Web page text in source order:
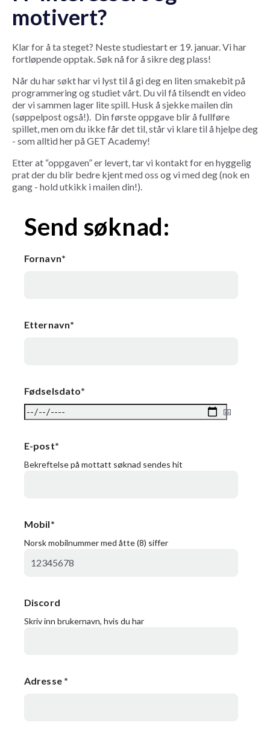
motivert?
Klar for å ta steget? Neste studiestart er 19. januar. Vi har
fortløpende opptak. Søk nå for å sikre deg plass!
Når du har søkt har vi lyst til å gi deg en liten smakebit på
programmering og studiet vårt. Du vil få tilsendt en video
der vi sammen lager lite spill. Husk å sjekke mailen din
(søppelpost også!). Din første oppgave blir å fullføre
spillet, men om du ikke får det til, står vi klare til å hjelpe deg
- som alltid her på GET Academy!
Etter at “oppgaven” er levert, tar vi kontakt for en hyggelig
prat der du blir bedre kjent med oss og vi med deg (nok en
gang - hold utkikk i mailen din!).
Send søknad:
Fornavn*
Etternavn*
Fødselsdato*
E-post*
Bekreftelse på mottatt søknad sendes hit
Mobil*
Norsk mobilnummer med åtte (8) siffer
Discord
Skriv inn brukernavn, hvis du har
Adresse *